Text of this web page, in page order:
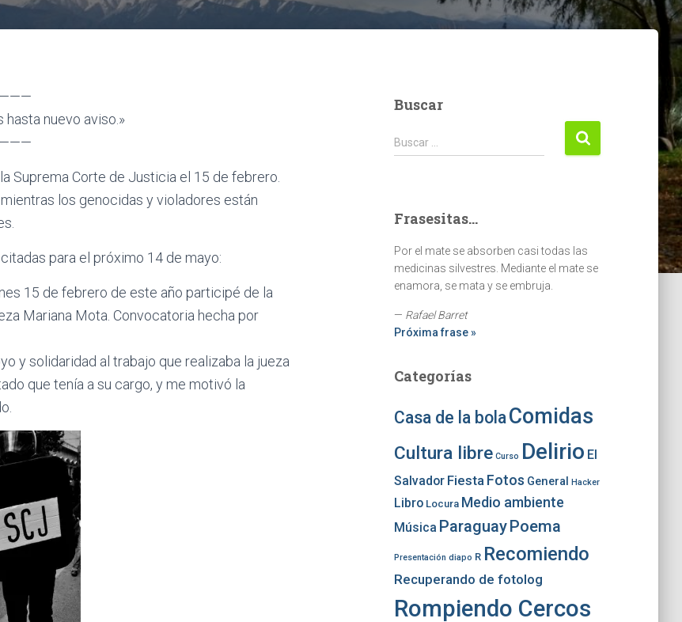
nuevo aviso.»
Suprema Corte de Justicia el 15 de febrero.
los genocidas y violadores están
para el próximo 14 de mayo:
15 de febrero de este año participé de la
Mariana Mota. Convocatoria hecha por
y solidaridad al trabajo que realizaba la jueza
que tenía a su cargo, y me motivó la
Buscar
Buscar:
Buscar …
Frasesitas...
Por el mate se absorben casi todas las
medicinas silvestres. Mediante el mate se
enamora, se mata y se embruja.
— Rafael Barret
Próxima frase »
Categorías
Casa de la bolaComidas
Cultura libre Curso Delirio El
Salvador Fiesta Fotos General Hacker
Libro Locura Medio ambiente
Música ParaguayPoema
Presentación diapo R Recomiendo
Recuperando de fotolog
Rompiendo Cercos